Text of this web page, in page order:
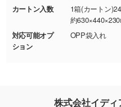
・持っているデータの背
しの作り方が分からない
印刷したいデータが印刷
合、シンプルな色・柄の
を生成してほしい
カートン入数
1箱(カートン
約
対応可能オプ
ション
OPP袋入れ
株式会社イデ